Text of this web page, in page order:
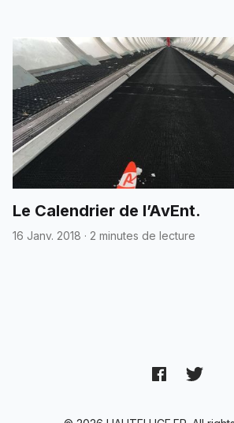
Le Calendrier de l’AvEnt.
16 Janv. 2018 · 2 minutes de lecture